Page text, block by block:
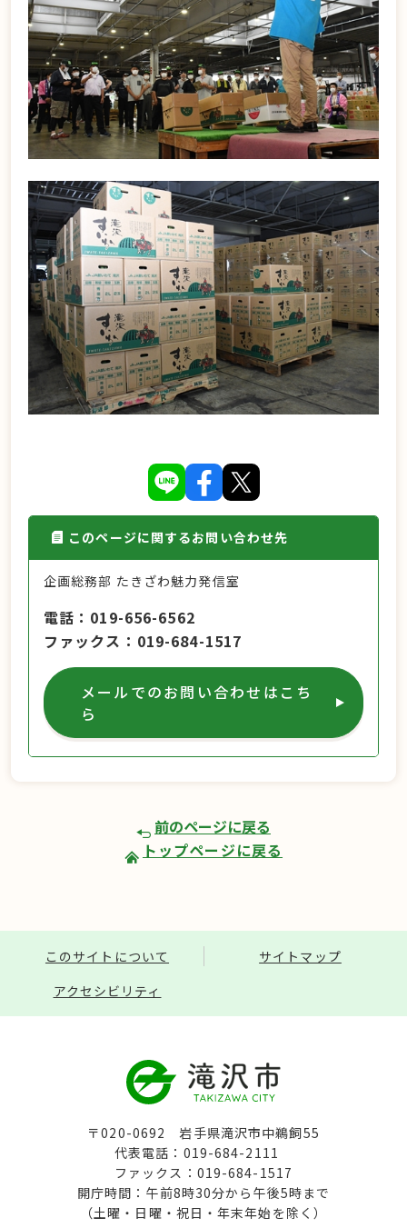
このページに関するお問い合わせ先
企画総務部 たきざわ魅力発信室
電話
019-656-6562
ファックス
019-684-1517
メールでのお問い合わせはこち
ら
前のページに戻る
トップページに戻る
このサイトについて
サイトマップ
アクセシビリティ
〒020-0692 岩手県滝沢市中鵜飼55
代表電話：019-684-2111
ファックス：019-684-1517
開庁時間：午前8時30分から午後5時まで
（土曜・日曜・祝日・年末年始を除く）